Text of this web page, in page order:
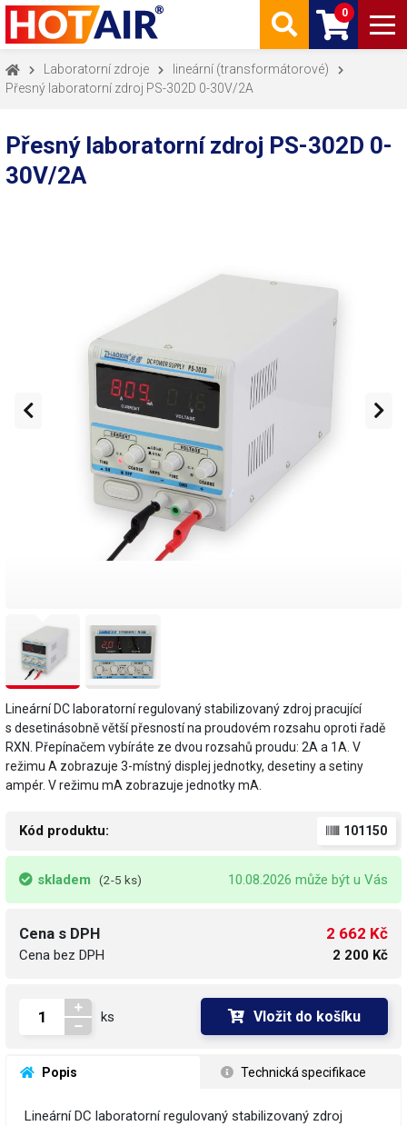
0
Laboratorní zdroje
lineární (transformátorové)
Přesný laboratorní zdroj PS-302D 0-30V/2A
Přesný laboratorní zdroj PS-302D 0-
30V/2A
Lineární DC laboratorní regulovaný stabilizovaný zdroj pracující
s desetinásobně větší přesností na proudovém rozsahu oproti řadě
RXN. Přepínačem vybíráte ze dvou rozsahů proudu: 2A a 1A. V
režimu A zobrazuje 3-místný displej jednotky, desetiny a setiny
ampér. V režimu mA zobrazuje jednotky mA.
Kód produktu: 101150
skladem (2-5 ks) 10.08.2026 může být u Vás
Cena s DPH
Cena bez DPH
2 662 Kč
2 200 Kč
ks Vložit do košíku
Popis Technická specifikace
Lineární DC laboratorní regulovaný stabilizovaný zdroj